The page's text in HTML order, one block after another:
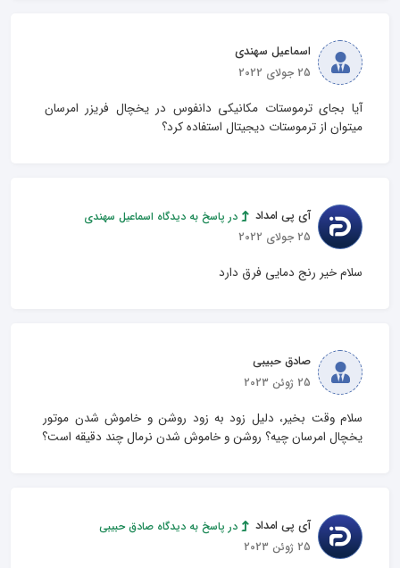
اسماعیل سهندی
25 جولای 2022
آیا بجای ترموستات مکانیکی دانفوس در یخچال فریزر امرسان
میتوان از ترموستات دیجیتال استفاده کرد؟
آی پی امداد
در پاسخ به دیدگاه اسماعیل سهندی
25 جولای 2022
سلام خیر رنج دمایی فرق دارد
صادق حبیبی
25 ژوئن 2023
سلام وقت بخیر، دلیل زود به زود روشن و خاموش شدن موتور
یخچال امرسان چیه؟ روشن و خاموش شدن نرمال چند دقیقه است؟
آی پی امداد
در پاسخ به دیدگاه صادق حبیبی
25 ژوئن 2023